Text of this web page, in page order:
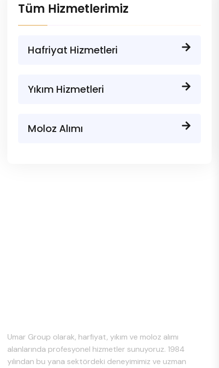
Tüm Hizmetlerimiz
Hafriyat Hizmetleri
Yıkım Hizmetleri
Moloz Alımı
Umar Group olarak, harfiyat, yıkım ve moloz alımı
alanlarında profesyonel hizmetler sunuyoruz. 1984
yılından bu yana sektördeki deneyimimiz ve uzman